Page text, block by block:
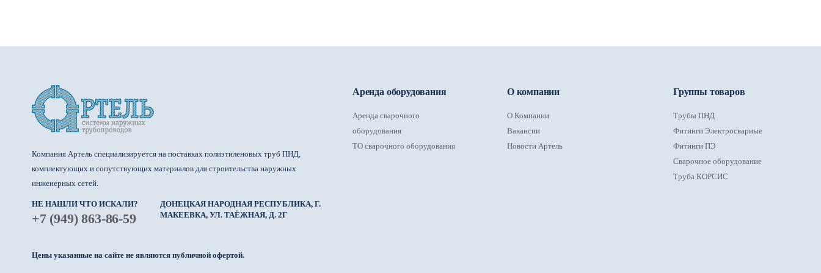
Компания Артель специализируется на поставках полиэтиленовых труб ПНД,
комплектующих и сопутствующих материалов для строительства наружных
инженерных сетей.
НЕ НАШЛИ ЧТО ИСКАЛИ?
+7 (949) 863-86-59
ДОНЕЦКАЯ НАРОДНАЯ РЕСПУБЛИКА, Г.
МАКЕЕВКА, УЛ. ТАЁЖНАЯ, Д. 2Г
Цены указанные на сайте не являются публичной офертой.
Аренда оборудования
Аренда сварочного
оборудования
ТО сварочного оборудования
О компании
О Компании
Вакансии
Новости Артель
Группы товаров
Трубы ПНД
Фитинги Электросварные
Фитинги ПЭ
Сварочное оборудование
Труба КОРСИС